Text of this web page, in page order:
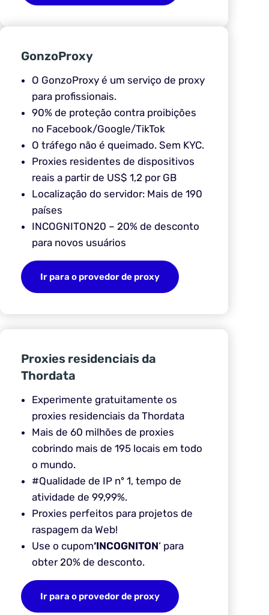
GonzoProxy
O GonzoProxy é um serviço de proxy
para profissionais.
90% de proteção contra proibições
no Facebook/Google/TikTok
O tráfego não é queimado. Sem KYC.
Proxies residentes de dispositivos
reais a partir de US$ 1,2 por GB
Localização do servidor: Mais de 190
países
INCOGNITON20 – 20% de desconto
para novos usuários
Ir para o provedor de proxy
Proxies residenciais da
Thordata
Experimente gratuitamente os
proxies residenciais da Thordata
Mais de 60 milhões de proxies
cobrindo mais de 195 locais em todo
o mundo.
#Qualidade de IP nº 1, tempo de
atividade de 99,99%.
Proxies perfeitos para projetos de
raspagem da Web!
Use o cupom‘INCOGNITON‘ para
obter 20% de desconto.
Ir para o provedor de proxy